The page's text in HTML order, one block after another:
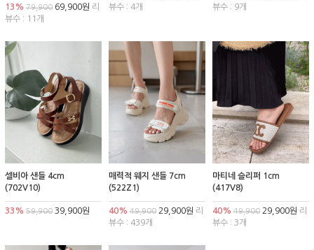
13% 79,900 69,900원 리
뷰수 : 11개
뷰수 : 4개
뷰수 : 9개
셀비아 샌들 4cm
(702V10)
33% 59,900 39,900원
매력적 웨지 샌들 7cm
(522Z1)
40% 49,90029,900원 리
뷰수 : 439개
마티네 슬리퍼 1cm
(417V8)
40% 49,90029,900원 리
뷰수 : 3개